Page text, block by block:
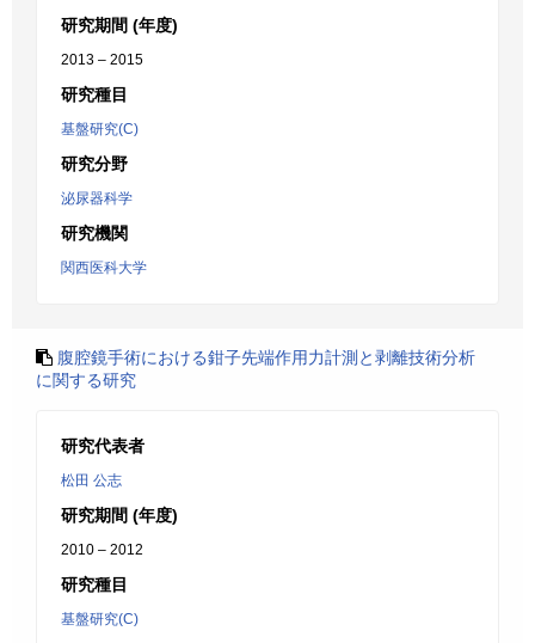
研究期間 (年度)
2013 – 2015
研究種目
基盤研究(C)
研究分野
泌尿器科学
研究機関
関西医科大学
腹腔鏡手術における鉗子先端作用力計測と剥離技術分析
に関する研究
研究代表者
松田 公志
研究期間 (年度)
2010 – 2012
研究種目
基盤研究(C)